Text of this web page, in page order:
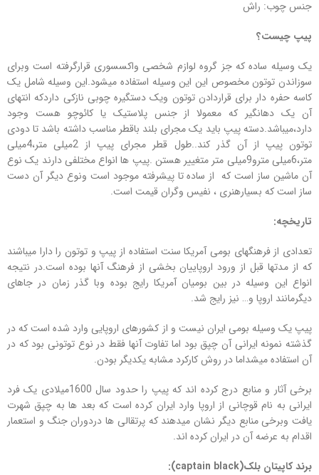
جنس چوب: راش
پیپ چیست؟
یک وسیله ساده که جز گروه لوازم شخصی واکسسوری قرارگرفته است وبرای
سوزاندن توتون مخصوص این این وسیله استفاده میشود.این وسیله شامل یک
کاسه حفره دار برای قراردادن توتون ویک دستگیره چوبی نازکی داردکه انتهای
آن یک دهانگیر که معمولا از جنس پلاستیک یا کائوچو هست وجود
دارد،میباشد.دسته پیپ باید یک مجرای بلند باقطر مناسب داشته باشد تا دودی
توتون پیپ از آن گذر کند..طول قطر مجرای پیپ از 2میلی متر،4میلی
متر،6میلی مترو9میلی متر متغییر هستن .پیپ ها انواع مختلفی دارند یک نوع
آن ماشین ساز است که از ساده تا پیشرفته موجود است ونوع دیگر آن دست
ساز است که بسیارهنری ، نفیس وگران قیمت است.
تاریخچه:
تعدادی از فرهنگهای بومی آمریکا سنت استفاده از پیپ و توتون را دارا میباشند
که از مدتها قبل از ورود اروپاییان بخشی از فرهنگ آنها بوده است.در نتیجه
انواع این وسیله در بین بومیان آمریکا رایج بوده وبا گذر زمان در جاهای
دیگرمانند اروپا و… نیز رایج شد.
پیپ یک وسیله بومی ایران نیست و از کشورهای اروپایی وارد شده است که در
گذشته نمونه ایرانی آن چپق بود اما تفاوت آنها فقط در نوع توتونی بود که در
آن استفاده میشداما در روش کارکرد مشابه یکدیگر بودن.
برخی آثار و منابع درج کرده اند که پیپ را حدود سال 1600میلادی یک فرد
ایرانی به نام قوچانی از اروپا وارد ایران کرده است که بعد ها به چپق شهرت
یافت وبرخی منابع دیگر نشان میدهند که پرتقالی ها دردوران جنگ و استعمار
اقدام به عرضه آن در ایران کرده اند.
برند کاپیتان بلک(captain black)
: